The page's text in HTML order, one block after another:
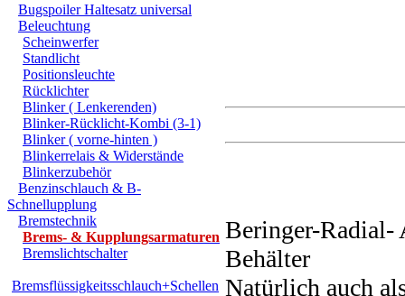
Bugspoiler Haltesatz universal
Beleuchtung
Scheinwerfer
Standlicht
Positionsleuchte
Rücklichter
Blinker ( Lenkerenden)
Blinker-Rücklicht-Kombi (3-1)
Blinker ( vorne-hinten )
Blinkerrelais & Widerstände
Blinkerzubehör
Benzinschlauch & B-
Schnellupplung
Bremstechnik
Brems- & Kupplungsarmaturen
Bremslichtschalter
Bremsflüssigkeitsschlauch+Schellen
Beringer-Radial-
Behälter
Natürlich auch